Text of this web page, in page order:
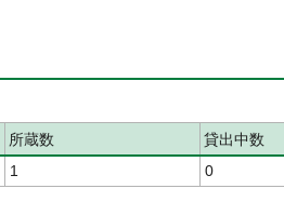
所蔵数
貸出中数
1 0